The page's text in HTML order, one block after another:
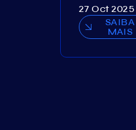
27 Oct 2025
SAIBA
MAIS